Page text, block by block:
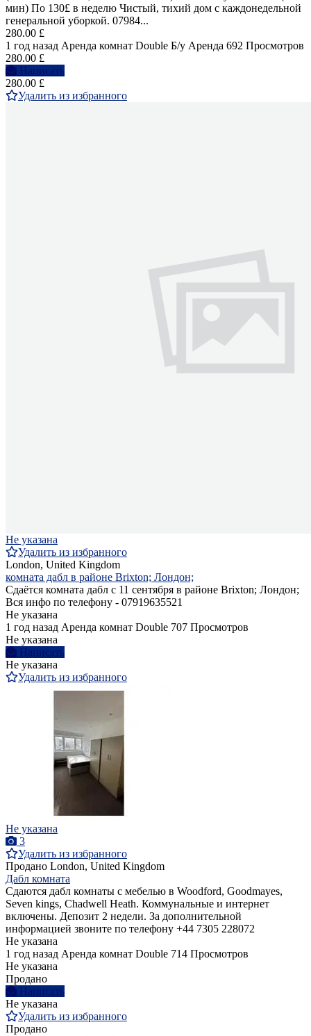
мин) По 130£ в неделю Чистый, тихий дом с каждонедельной
генеральной уборкой. 07984...
280.00 £
1 год назад Аренда комнат Double Б/у Аренда 692 Просмотров
280.00 £
Написать
280.00 £
Удалить из избранного
Не указана
Удалить из избранного
London, United Kingdom
комната дабл в районе Brixton; Лондон;
Сдаётся комната дабл с 11 сентября в районе Brixton; Лондон;
Вся инфо по телефону - 07919635521
Не указана
1 год назад Аренда комнат Double 707 Просмотров
Не указана
Написать
Не указана
Удалить из избранного
Не указана
3
Удалить из избранного
Продано London, United Kingdom
Дабл комната
Сдаются дабл комнаты с мебелью в Woodford, Goodmayes,
Seven kings, Chadwell Heath. Коммунальные и интернет
включены. Депозит 2 недели. За дополнительной
информацией звоните по телефону +44 7305 228072
Не указана
1 год назад Аренда комнат Double 714 Просмотров
Не указана
Продано
Написать
Не указана
Удалить из избранного
Продано